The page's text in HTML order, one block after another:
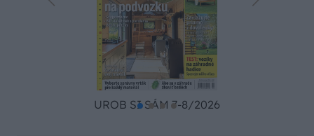
UROB SI SÁM 7-8/2026